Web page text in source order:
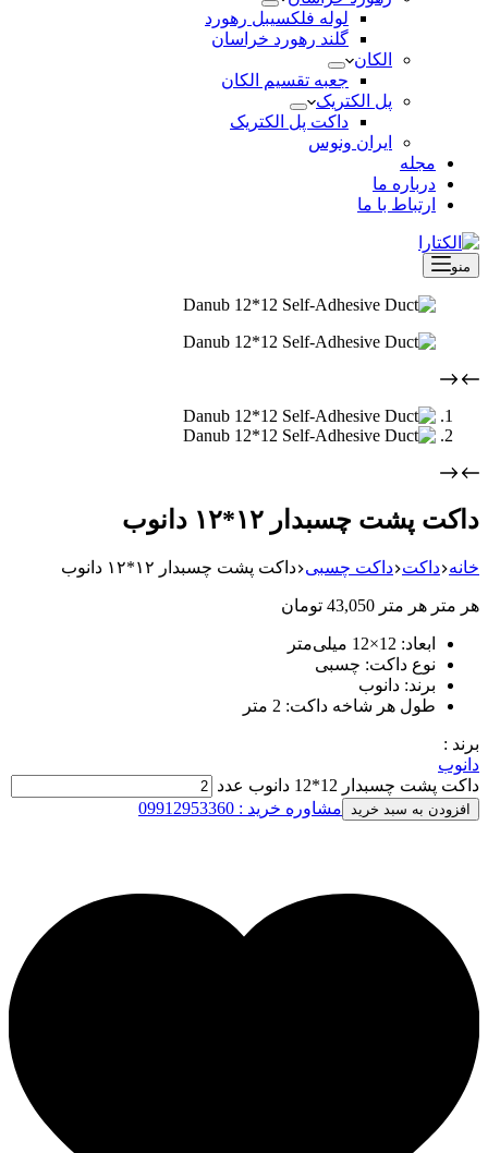
لوله فلکسیبل رهورد
گلند رهورد خراسان
الکان
جعبه تقسیم الکان
پل الکتریک
داکت پل الکتریک
ایران ونوس
مجله
درباره ما
ارتباط با ما
منو
داکت پشت چسبدار ۱۲*۱۲ دانوب
خانه داکت داکت چسبی داکت پشت چسبدار ۱۲*۱۲ دانوب
هر متر هر متر 43,050 تومان
ابعاد: 12×12 میلی‌متر
نوع داکت: چسبی
برند: دانوب
طول هر شاخه داکت: 2 متر
برند :
دانوب
داکت پشت چسبدار 12*12 دانوب عدد
افزودن به سبد خرید مشاوره خرید : 09912953360